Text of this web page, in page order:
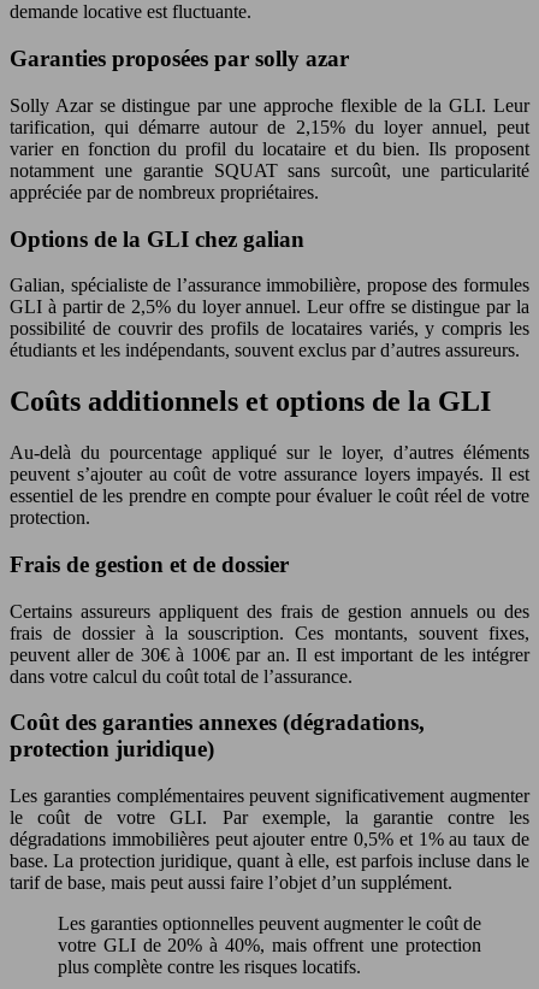
demande locative est fluctuante.
Garanties proposées par solly azar
Solly Azar se distingue par une approche flexible de la GLI. Leur
tarification, qui démarre autour de 2,15% du loyer annuel, peut
varier en fonction du profil du locataire et du bien. Ils proposent
notamment une garantie SQUAT sans surcoût, une particularité
appréciée par de nombreux propriétaires.
Options de la GLI chez galian
Galian, spécialiste de l’assurance immobilière, propose des formules
GLI à partir de 2,5% du loyer annuel. Leur offre se distingue par la
possibilité de couvrir des profils de locataires variés, y compris les
étudiants et les indépendants, souvent exclus par d’autres assureurs.
Coûts additionnels et options de la GLI
Au-delà du pourcentage appliqué sur le loyer, d’autres éléments
peuvent s’ajouter au coût de votre assurance loyers impayés. Il est
essentiel de les prendre en compte pour évaluer le coût réel de votre
protection.
Frais de gestion et de dossier
Certains assureurs appliquent des frais de gestion annuels ou des
frais de dossier à la souscription. Ces montants, souvent fixes,
peuvent aller de 30€ à 100€ par an. Il est important de les intégrer
dans votre calcul du coût total de l’assurance.
Coût des garanties annexes (dégradations,
protection juridique)
Les garanties complémentaires peuvent significativement augmenter
le coût de votre GLI. Par exemple, la garantie contre les
dégradations immobilières peut ajouter entre 0,5% et 1% au taux de
base. La protection juridique, quant à elle, est parfois incluse dans le
tarif de base, mais peut aussi faire l’objet d’un supplément.
Les garanties optionnelles peuvent augmenter le coût de
votre GLI de 20% à 40%, mais offrent une protection
plus complète contre les risques locatifs.